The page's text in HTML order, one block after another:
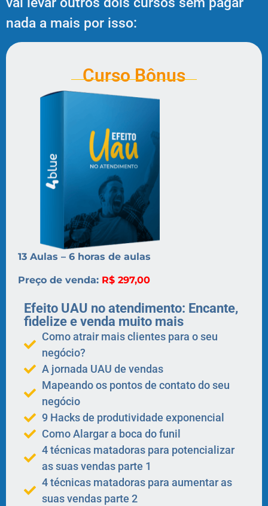
nada a mais por isso:
Curso Bônus
13 Aulas – 6 horas de aulas
Preço de venda: R$ 297,00
Efeito UAU no atendimento: Encante,
fidelize e venda muito mais
Como atrair mais clientes para o seu
negócio?
​A jornada UAU de vendas
​Mapeando os pontos de contato do seu
negócio
​​9 Hacks de produtividade exponencial
​Como Alargar a boca do funil
​​4 técnicas matadoras para potencializar
as suas vendas parte 1
​​4 técnicas matadoras para aumentar as
suas vendas parte 2